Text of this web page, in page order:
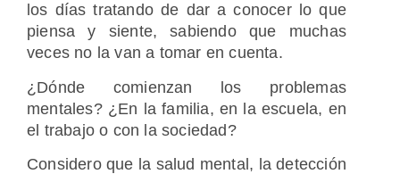
los días tratando de dar a conocer lo que
piensa y siente, sabiendo que muchas
veces no la van a tomar en cuenta.
¿Dónde comienzan los problemas
mentales? ¿En la familia, en la escuela, en
el trabajo o con la sociedad?
Considero que la salud mental, la detección